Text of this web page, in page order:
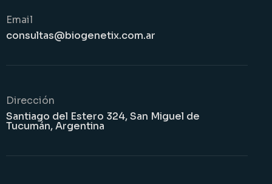
Email
consultas@biogenetix.com.ar
Dirección
Santiago del Estero 324, San Miguel de
Tucumán, Argentina